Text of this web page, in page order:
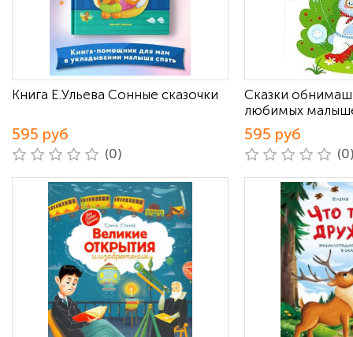
Книга Е.Ульева Сонные сказочки
595 руб
(0)
Сказки
любимых
595 руб